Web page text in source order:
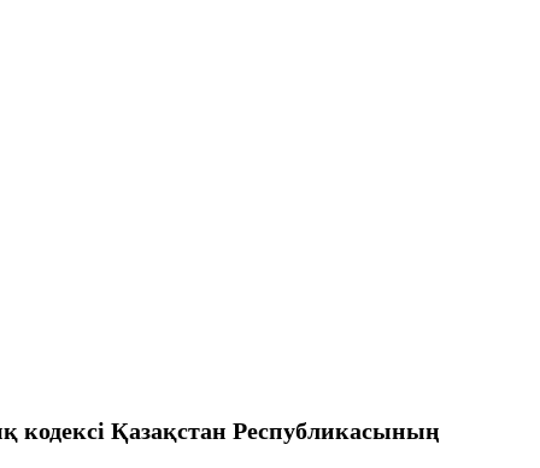
Қазақстан Республикасының